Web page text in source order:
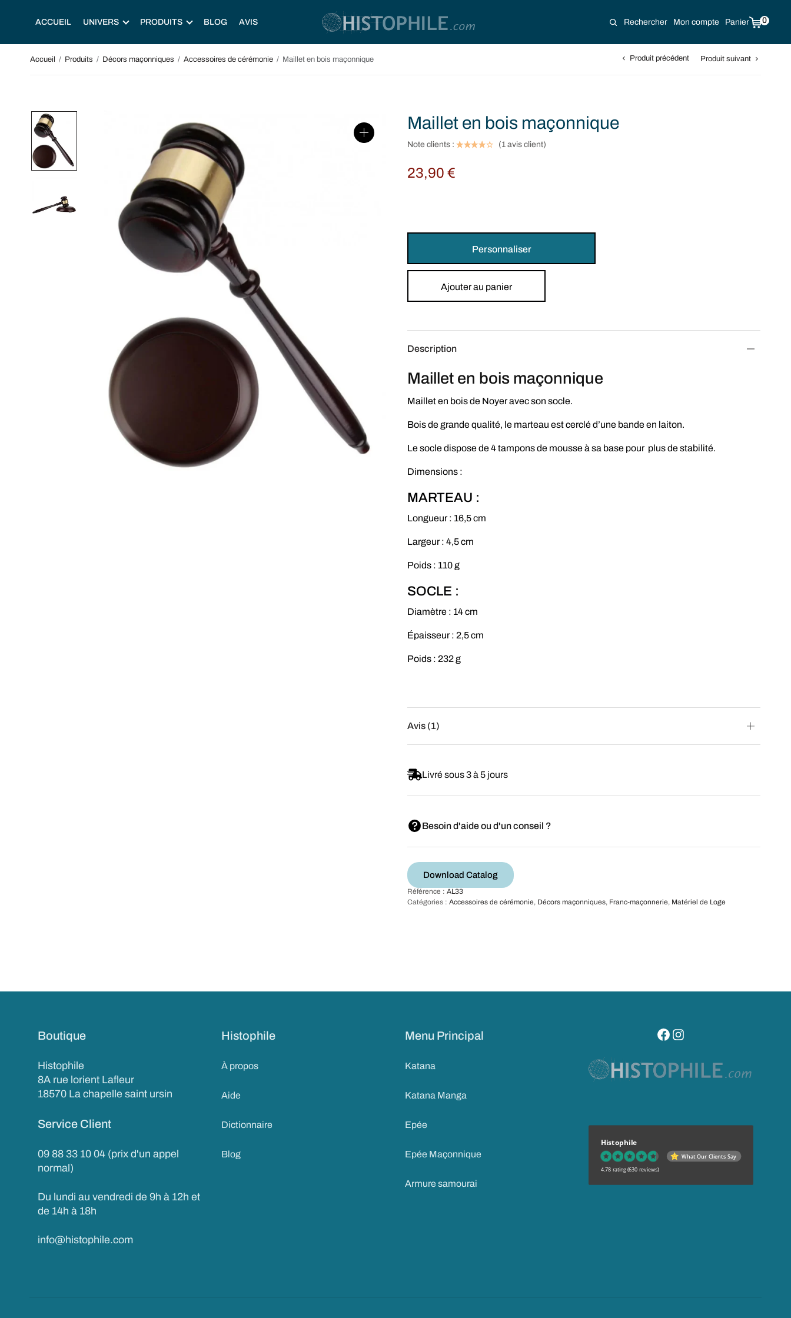
ACCUEIL UNIVERS PRODUITS BLOG AVIS Rechercher Mon compte Panier 0
Accueil / Produits / Décors maçonniques / Accessoires de cérémonie / Maillet en bois maçonnique Produit précédent Produit suivant
Maillet en bois maçonnique
Note clients : (1 avis client)
23,90€
Personnaliser
Ajouter au panier
Description
Maillet en bois maçonnique
Maillet en bois de Noyer avec son socle.
Bois de grande qualité, le marteau est cerclé d’une bande en laiton.
Le socle dispose de 4 tampons de mousse à sa base pour plus de stabilité.
Dimensions :
MARTEAU :
Longueur : 16,5 cm
Largeur : 4,5 cm
Poids : 110 g
SOCLE :
Diamètre : 14 cm
Épaisseur : 2,5 cm
Poids : 232 g
Avis (1)
Livré sous 3 à 5 jours
Besoin d'aide ou d'un conseil ?
Download Catalog
Référence : AL33
Catégories : Accessoires de cérémonie, Décors maçonniques, Franc-maçonnerie, Matériel de Loge
Boutique
Histophile
8A rue lorient Lafleur
18570 La chapelle saint ursin
Service Client
09 88 33 10 04 (prix d'un appel
normal)
Du lundi au vendredi de 9h à 12h et
de 14h à 18h
info@histophile.com
Histophile
À propos
Aide
Dictionnaire
Blog
Menu Principal
Katana
Katana Manga
Epée
Epée Maçonnique
Armure samourai
visitez notre page facebook
suivez notre compte
Histophile
What Our Clients Say
4.78 rating (630 reviews)